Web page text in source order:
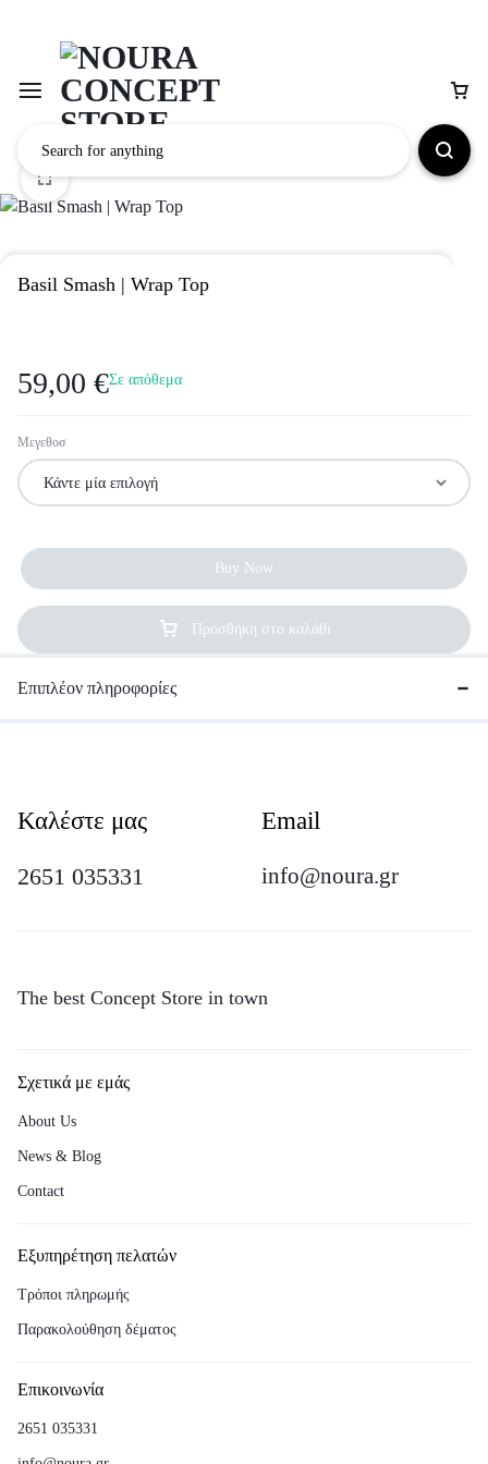
Basil Smash | Wrap Top
59,00 €Σε απόθεμα
Μεγεθοσ
Προσθήκη στο καλάθι
Buy Now
Επιπλέον πληροφορίες
Καλέστε μας
2651 035331
Email
info@noura.gr
The best Concept Store in town
Σχετικά με εμάς
About Us
News & Blog
Contact
Εξυπηρέτηση πελατών
Τρόποι πληρωμής
Παρακολούθηση δέματος
Επικοινωνία
2651 035331